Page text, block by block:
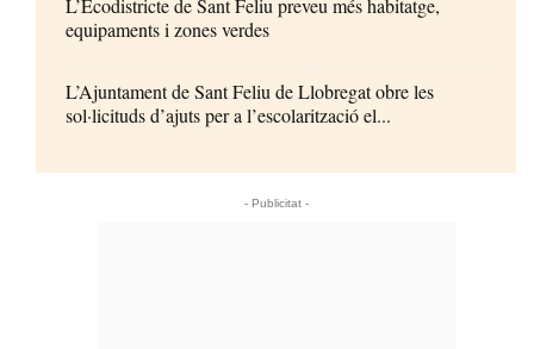
L’Ecodistricte de Sant Feliu preveu més habitatge,
equipaments i zones verdes
L’Ajuntament de Sant Feliu de Llobregat obre les
sol·licituds d’ajuts per a l’escolarització el...
- Publicitat -